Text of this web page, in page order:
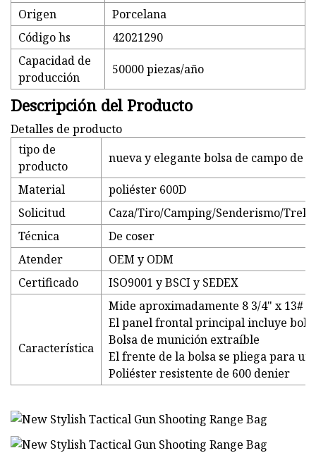
Origen
Porcelana
Código hs
42021290
Capacidad de
producción
50000 piezas/año
Descripción del Producto
Detalles de producto
tipo de
producto
nueva y elegante bolsa de campo de
Material
poliéster 600D
Solicitud
Caza/Tiro/Camping/Senderismo/
Técnica
De coser
Atender
OEM y ODM
Certificado
ISO9001 y BSCI y SEDEX
Característica
Mide aproximadamente 8 3/4" x 13# x
El panel frontal principal incluye
Bolsa de munición extraíble
El frente de la bolsa se pliega para
Poliéster resistente de 600 denier